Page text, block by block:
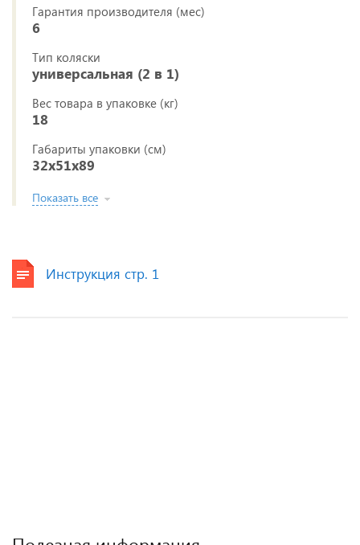
Гарантия производителя (мес)
6
Тип коляски
универсальная (2 в 1)
Вес товара в упаковке (кг)
18
Габариты упаковки (см)
32x51x89
Показать все
Инструкция стр. 1